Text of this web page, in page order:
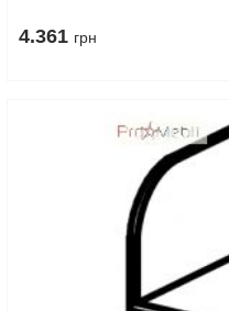
4.361 грн